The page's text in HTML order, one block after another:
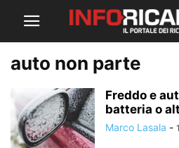
auto non parte
Freddo e
batteria o
Marco Lasala -